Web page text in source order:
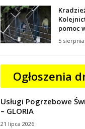
pomoc
5 sierpnia
Ogłoszenia
Usługi Pogrzebowe
– GLORIA
21 lipca 2026